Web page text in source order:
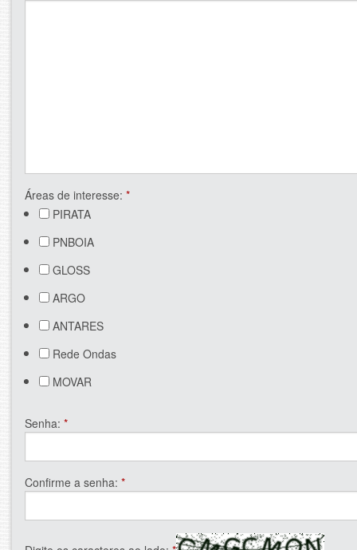
Áreas de interesse: *
PIRATA
PNBOIA
GLOSS
ARGO
ANTARES
Rede Ondas
MOVAR
Senha: *
Confirme a senha: *